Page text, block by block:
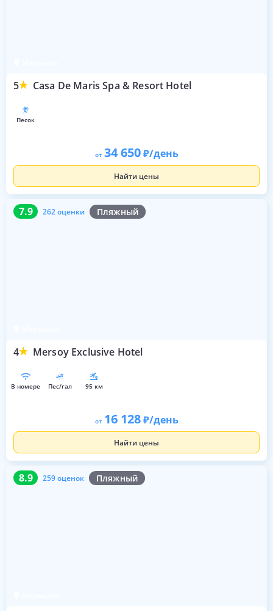
5 Casa De Maris Spa & Resort Hotel
песок
от 34 650 /день
Найти цены
7.9 262 оценки Пляжный
4 Mersoy Exclusive Hotel
7.9 262 оценки
в номере пес/гал 95 км
от 16 128 /день
Найти цены
8.9 259 оценок Пляжный
8.9 259 оценок